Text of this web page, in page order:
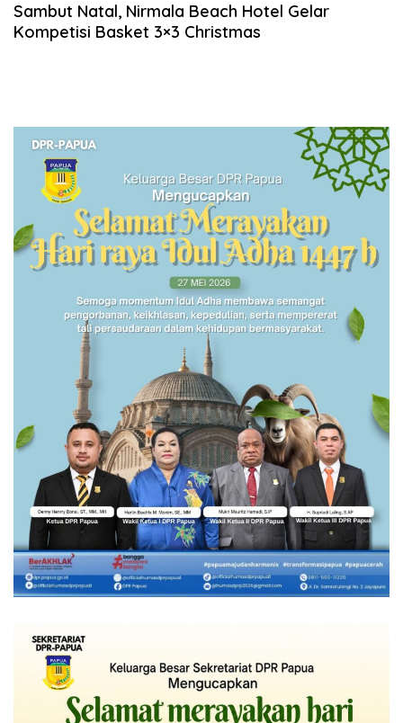
Sambut Natal, Nirmala Beach Hotel Gelar
Kompetisi Basket 3×3 Christmas